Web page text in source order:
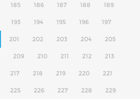
185 186 187 188 189
193 194 195 196 197
201 202 203 204 205
209 210 211 212 213
217 218 219 220 221
225 226 227 228 229